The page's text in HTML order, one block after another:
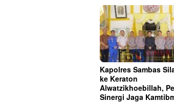
Kapolres Sambas
ke Keraton
Alwatzikhoebillah,
Sinergi Jaga